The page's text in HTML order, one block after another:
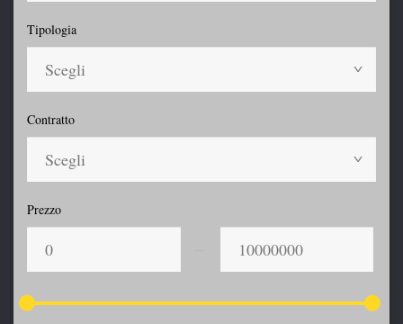
Tipologia
Scegli
Contratto
Scegli
Prezzo